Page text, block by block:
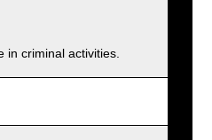
criminal activities.